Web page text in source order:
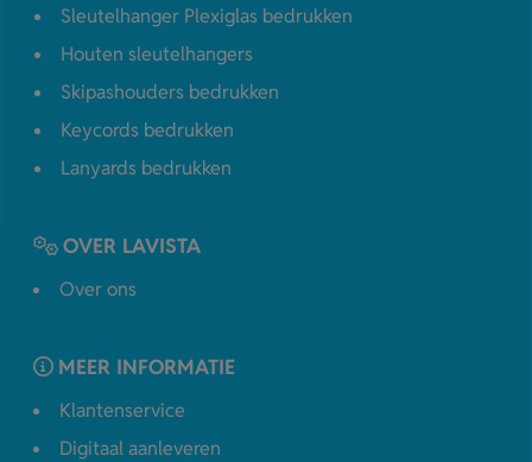
Sleutelhanger Plexiglas bedrukken
Houten sleutelhangers
Skipashouders bedrukken
Keycords bedrukken
Lanyards bedrukken
OVER LAVISTA
Over ons
MEER INFORMATIE
Klantenservice
Digitaal aanleveren